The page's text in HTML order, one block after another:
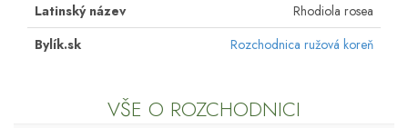
Latinský název
Rhodiola rosea
Bylík.sk
Rozchodnica ružová koreň
VŠE O ROZCHODNICI